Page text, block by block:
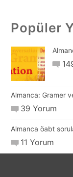
Popüler
Almanca: Gramer
39 Yorum
Almanca öabt
11 Yorum